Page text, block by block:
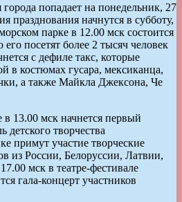
попадает на понедельник, 27
празднования начнутся в субботу,
парке в 12.00 мск состоится
посетят более 2 тысяч человек
с дефиле такс, которые
в костюмах гусара, мексиканца,
а также Майкла Джексона, Че
13.00 мск начнется первый
творчества
примут участие творческие
из России, Белоруссии, Латвии,
мск в театре-фестивале
гала-концерт участников